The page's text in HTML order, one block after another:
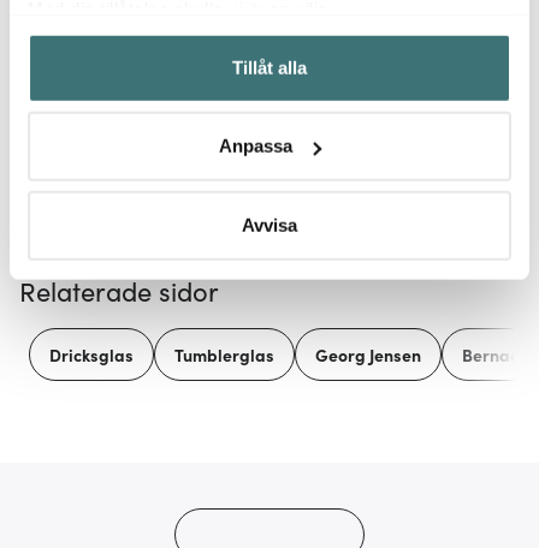
Samla in information om din geografiska plats som
kan ha en noggrannhet på upp till flera meter
Identifiera din enhet genom att aktivt skanna den för
Ta reda på mer om hur dina personliga uppgifter
Du kan ändra eller dra tillbaka ditt samtycke när som
Vi använder cookies för att innehållet och annonserna
ska anpassas efter det som vi tror att du tycker om. Det
gör också att vi kan analysera vår trafik och göra
Tillåt alla
Anpassa
Avvisa
Låt dig inspireras av våra kunder
Relaterade sidor
Dricksglas Tumblerglas Georg Jensen